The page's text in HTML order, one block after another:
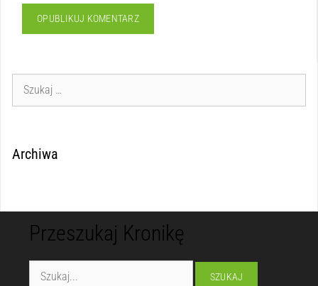
Archiwa
Przeszukaj Kronikę